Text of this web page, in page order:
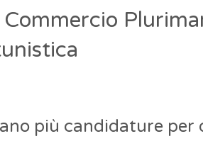
più candidature per